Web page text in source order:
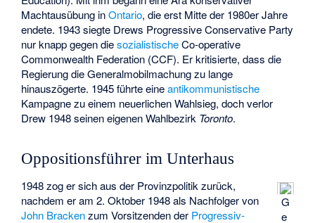
Machtausübung inOntario, die erst Mitte der 1980er Jahre
endete. 1943 siegte Drews Progressive Conservative Party
nur knapp gegen diesozialistischeCo-operative
Commonwealth Federation (CCF). Er kritisierte, dass die
Regierung die Generalmobilmachung zu lange
hinauszögerte. 1945 führte eineantikommunistische
Kampagne zu einem neuerlichen Wahlsieg, doch verlor
Drew 1948 seinen eigenen Wahlbezirk Toronto.
Oppositionsführer im Unterhaus
G
e
1948 zog er sich aus der Provinzpolitik zurück,
nachdem er am 2. Oktober 1948 als Nachfolger von
John Brackenzum Vorsitzenden der Progressiv-